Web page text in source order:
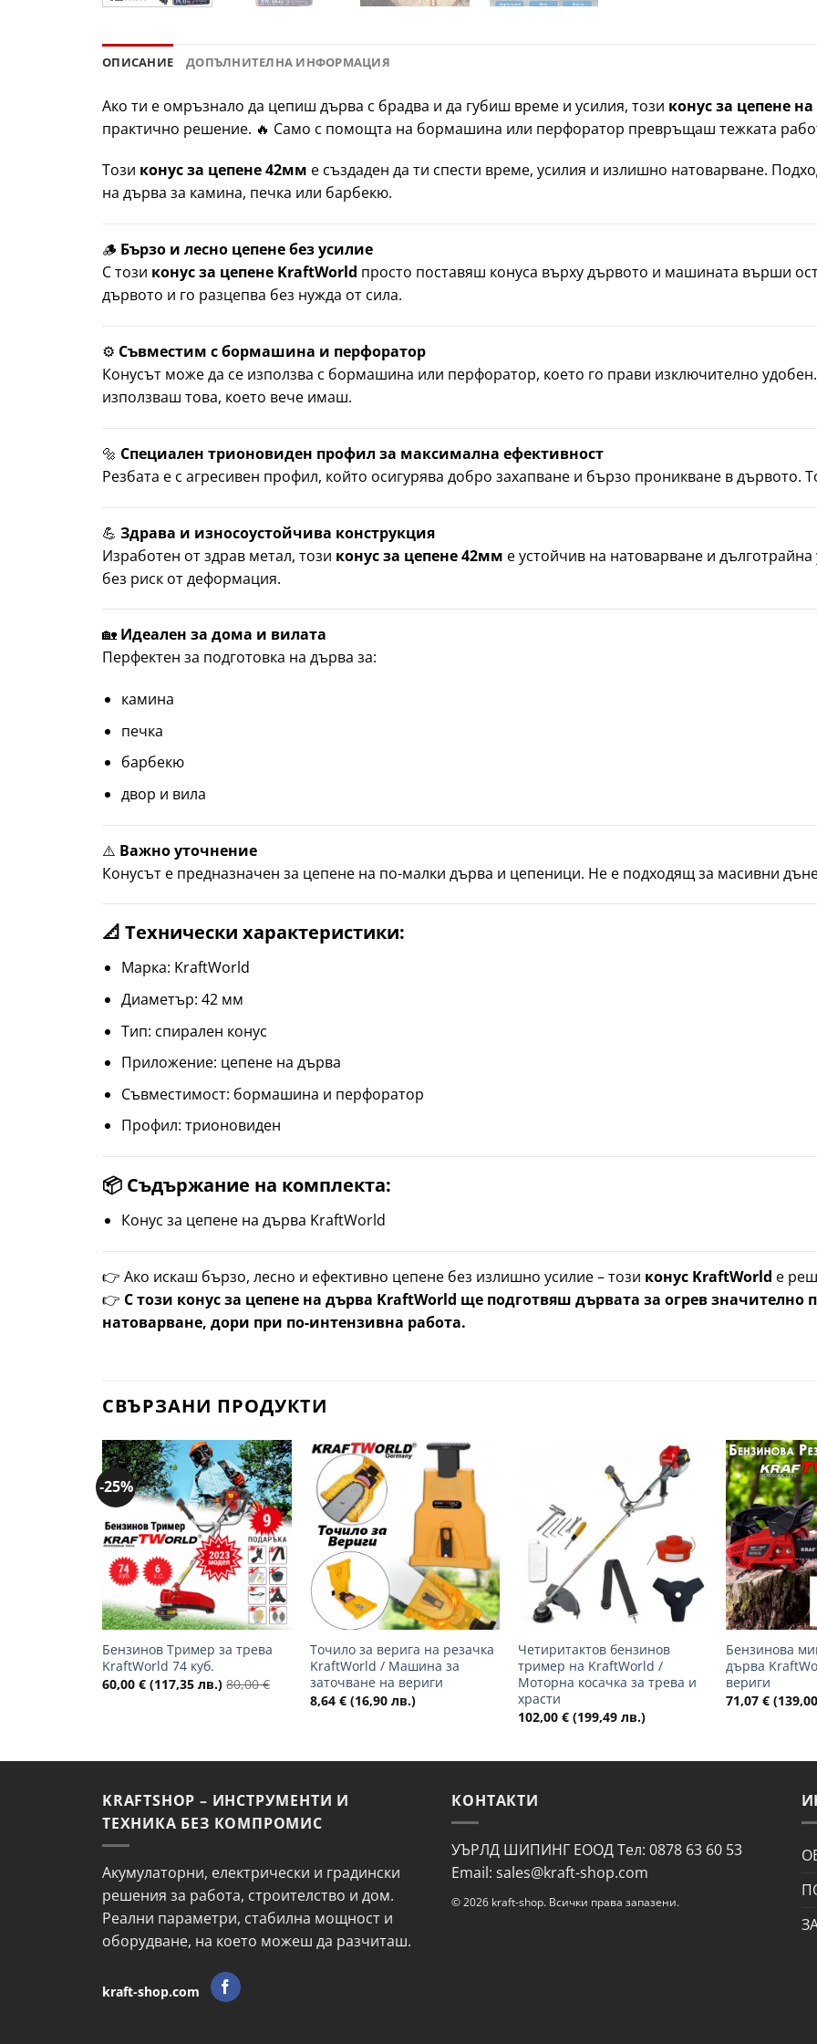
ОПИСАНИЕ ДОПЪЛНИТЕЛНА ИНФОРМАЦИЯ
Ако ти е омръзнало да цепиш дърва с брадва и да губиш време и усилия, този конус за цепене
практично решение. 🔥 Само с помощта на бормашина или перфоратор превръщаш тежката
Този конус за цепене 42мм е създаден да ти спести време, усилия и излишно натоварване.
на дърва за камина, печка или барбекю.
🪵 Бързо и лесно цепене без усилие
С този конус за цепене KraftWorld просто поставяш конуса върху дървото и машината върши
дървото и го разцепва без нужда от сила.
⚙️ Съвместим с бормашина и перфоратор
Конусът може да се използва с бормашина или перфоратор, което го прави изключително
използваш това, което вече имаш.
🔩 Специален трионовиден профил за максимална ефективност
Резбата е с агресивен профил, който осигурява добро захапване и бързо проникване в дървото.
💪 Здрава и износоустойчива конструкция
Изработен от здрав метал, този конус за цепене 42мм е устойчив на натоварване и
без риск от деформация.
🏡 Идеален за дома и вилата
Перфектен за подготовка на дърва за:
камина
печка
барбекю
двор и вила
⚠️ Важно уточнение
Конусът е предназначен за цепене на по-малки дърва и цепеници. Не е подходящ за масивни
📐 Технически характеристики:
Марка: KraftWorld
Диаметър: 42 мм
Тип: спирален конус
Приложение: цепене на дърва
Съвместимост: бормашина и перфоратор
Профил: трионовиден
📦 Съдържание на комплекта:
Конус за цепене на дърва KraftWorld
👉 Ако искаш бързо, лесно и ефективно цепене без излишно усилие – този конус KraftWorld е
👉 С този конус за цепене на дърва KraftWorld ще подготвяш дървата за огрев значително
натоварване, дори при по-интензивна работа.
СВЪРЗАНИ ПРОДУКТИ
-25%
Добави
в
желани
+
Бензинов Тример за трева
KraftWorld 74 куб.
60,00 € (117,35 лв.) 80,00€
Добави
в
желани
Точило за верига на резачка
KraftWorld / Машина за
заточване на вериги
8,64 € (16,90 лв.)
Добави
+
Четиритактов бензинов
тример на KraftWorld /
Моторна косачка за трева и
храсти
102,00 € (199,49 лв.)
+
Бензинова
дърва
вериги
71,07 €
KRAFTSHOP – ИНСТРУМЕНТИ И
ТЕХНИКА БЕЗ КОМПРОМИС
Акумулаторни, електрически и градински
решения за работа, строителство и дом.
Реални параметри, стабилна мощност и
оборудване, на което можеш да разчиташ.
kraft-shop.com
КОНТАКТИ
УЪРЛД ШИПИНГ ЕООД Тел: 0878 63 60 53
Email: sales@kraft-shop.com
© 2026 kraft-shop. Всички права запазени.